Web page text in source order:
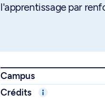
l'apprentissage par
Campus
Crédits